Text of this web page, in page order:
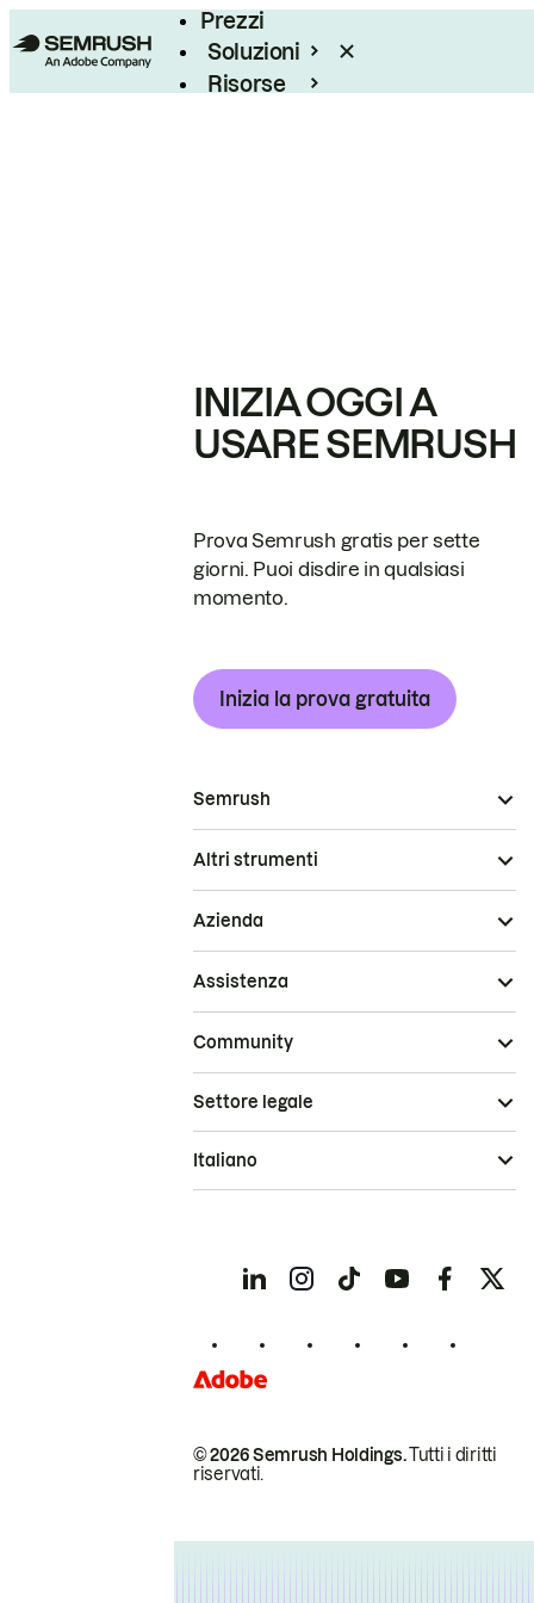
Prezzi
Soluzioni
Risorse
INIZIA OGGI A
USARE SEMRUSH
Prova Semrush gratis per sette
giorni. Puoi disdire in qualsiasi
momento.
Inizia la prova gratuita
Semrush
Altri strumenti
Azienda
Assistenza
Community
© 2026 Semrush Holdings.Tutti i diritti
riservati.
Settore legale
Italiano